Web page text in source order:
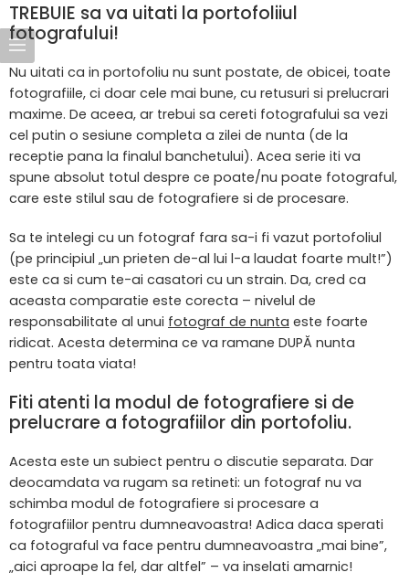
TREBUIE sa va uitati la portofoliiul
fotografului!
Nu uitati ca in portofoliu nu sunt postate, de obicei, toate
fotografiile, ci doar cele mai bune, cu retusuri si prelucrari
maxime. De aceea, ar trebui sa cereti fotografului sa vezi
cel putin o sesiune completa a zilei de nunta (de la
receptie pana la finalul banchetului). Acea serie iti va
spune absolut totul despre ce poate/nu poate fotograful,
care este stilul sau de fotografiere si de procesare.
Sa te intelegi cu un fotograf fara sa-i fi vazut portofoliul
(pe principiul „un prieten de-al lui l-a laudat foarte mult!”)
este ca si cum te-ai casatori cu un strain. Da, cred ca
aceasta comparatie este corecta – nivelul de
responsabilitate al unui fotograf de nunta este foarte
ridicat. Acesta determina ce va ramane DUPĂ nunta
pentru toata viata!
Fiti atenti la modul de fotografiere si de
prelucrare a fotografiilor din portofoliu.
Acesta este un subiect pentru o discutie separata. Dar
deocamdata va rugam sa retineti: un fotograf nu va
schimba modul de fotografiere si procesare a
fotografiilor pentru dumneavoastra! Adica daca sperati
ca fotograful va face pentru dumneavoastra „mai bine”,
„aici aproape la fel, dar altfel” – va inselati amarnic!